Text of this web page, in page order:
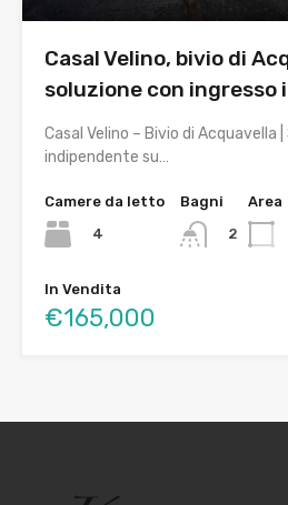
Casal Velino, bivio di
soluzione con ingresso
Casal Velino – Bivio di Acquavella
indipendente su…
Camere da letto
4
Bagni
2
Area
In Vendita
€165,000